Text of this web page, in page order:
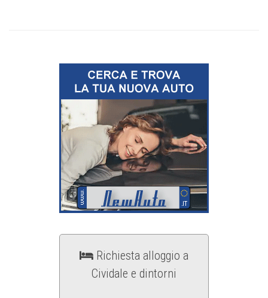
Richiesta alloggio a
Cividale e dintorni